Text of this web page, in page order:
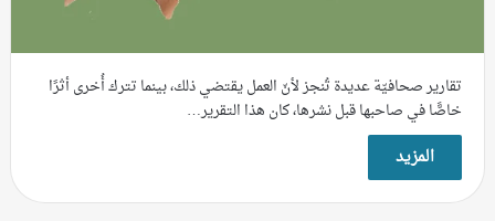
تقارير صحافيّة عديدة تُنجز لأنّ العمل يقتضي ذلك، بينما تترك أُخرى أثرًا
خاصًّا في صاحبها قبل نشرها، كان هذا التقرير…
المزيد